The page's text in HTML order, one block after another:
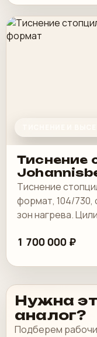
Тиснение
Тиснение
формат, 104/730,
зон нагрева.
1 700 000 ₽
Нужна
аналог?
Подберем